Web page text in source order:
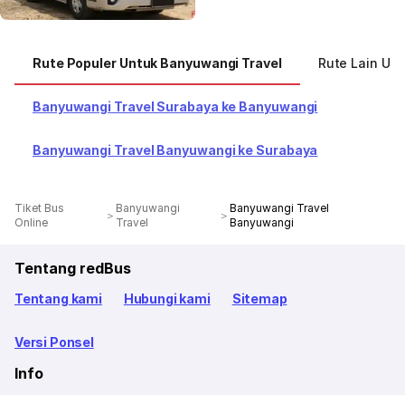
Rute Populer Untuk Banyuwangi Travel Rute Lain
Banyuwangi Travel Surabaya ke Banyuwangi
Banyuwangi Travel Banyuwangi ke Surabaya
Tiket Bus
Online
Banyuwangi
Travel
Banyuwangi Travel
Banyuwangi
Tentang redBus
Tentang kami Hubungi kami Sitemap
Versi Ponsel
Info